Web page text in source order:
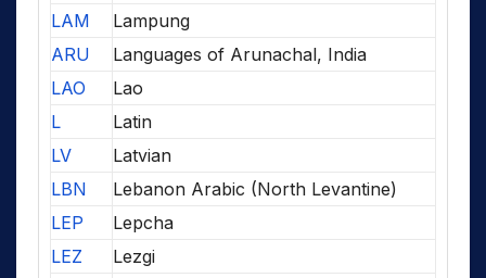
LAM
Lampung
ARU
Languages of Arunachal, India
LAO
Lao
L
Latin
LV
Latvian
LBN
Lebanon Arabic (North Levantine)
LEP
Lepcha
LEZ
Lezgi